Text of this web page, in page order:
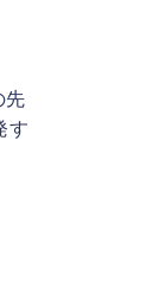
先
す